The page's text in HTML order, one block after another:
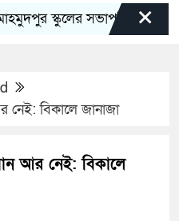
স্কুলের সভাপতি হলেন গোবিন্দ
×
নেই: বিকালে জানাজা
আর নেই: বিকালে